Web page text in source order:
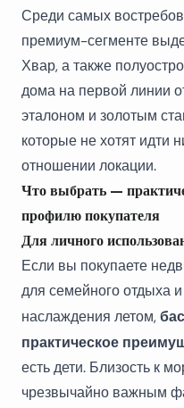
Среди самых
премиум-сегменте
Хвар, а также
дома на первой линии
эталоном и золотым
которые не хотят идти
отношении локации.
Что выбрать —
профилю покупателя
Для личного
Если вы покупаете
для семейного отдыха
наслаждения летом,
практическое
есть дети. Близость к
чрезвычайно важным